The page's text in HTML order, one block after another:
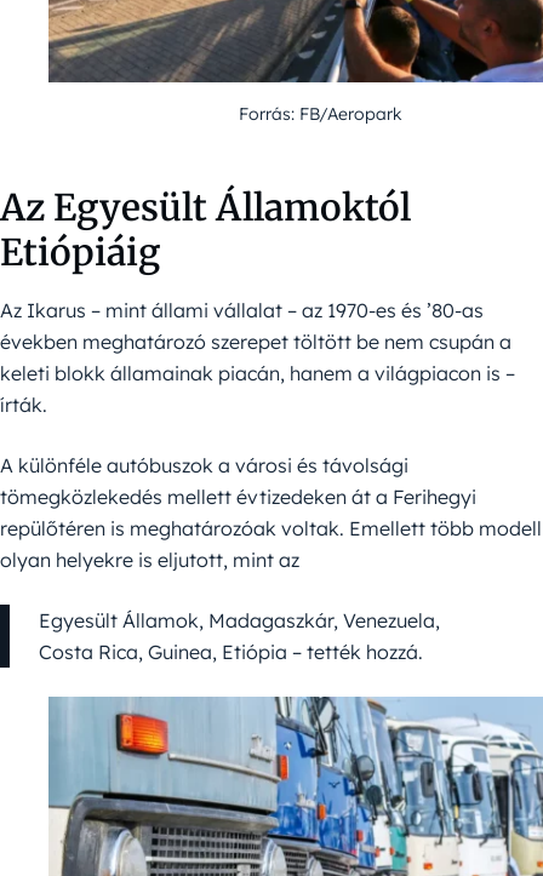
Forrás: FB/Aeropark
Az Egyesült Államoktól
Etiópiáig
Az Ikarus – mint állami vállalat – az 1970-es és ’80-as
években meghatározó szerepet töltött be nem csupán a
keleti blokk államainak piacán, hanem a világpiacon is –
írták.
A különféle autóbuszok a városi és távolsági
tömegközlekedés mellett évtizedeken át a Ferihegyi
repülőtéren is meghatározóak voltak. Emellett több modell
olyan helyekre is eljutott, mint az
Egyesült Államok, Madagaszkár, Venezuela,
Costa Rica, Guinea, Etiópia – tették hozzá.